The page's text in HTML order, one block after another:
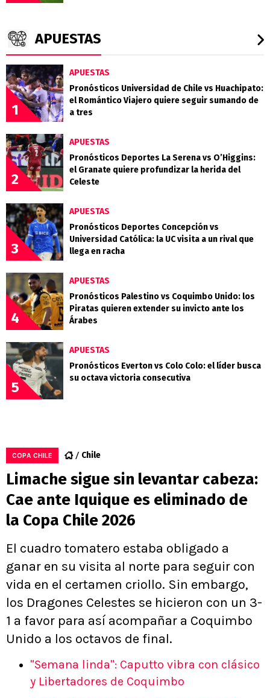
APUESTAS
1
APUESTAS
Pronósticos Universidad de Chile vs Huachipato:
el Romántico Viajero quiere seguir sumando de
a tres
2
APUESTAS
Pronósticos Deportes La Serena vs O’Higgins:
el Granate quiere profundizar la herida del
Celeste
3
APUESTAS
Pronósticos Deportes Concepción vs
Universidad Católica: la UC visita a un rival que
llega en racha
4
APUESTAS
Pronósticos Palestino vs Coquimbo Unido: los
Piratas quieren extender su invicto ante los
Árabes
5
APUESTAS
Pronósticos Everton vs Colo Colo: el líder busca
su octava victoria consecutiva
COPA CHILE Chile
Limache sigue sin levantar cabeza:
Cae ante Iquique es eliminado de
la Copa Chile 2026
El cuadro tomatero estaba obligado a
ganar en su visita al norte para seguir con
vida en el certamen criollo. Sin embargo,
los Dragones Celestes se hicieron con un 3-
1 a favor para así acompañar a Coquimbo
Unido a los octavos de final.
"Semana linda": Caputto vibra con clásico
y Libertadores de Coquimbo